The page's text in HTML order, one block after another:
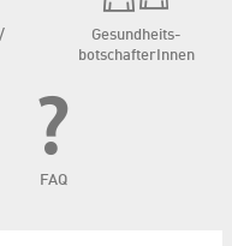
Gesundheits­
botschafterInnen
FAQ